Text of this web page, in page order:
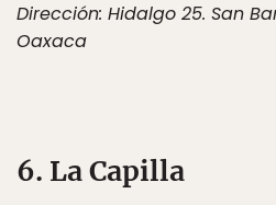
Dirección: Hidalgo 25. San
Oaxaca
6. La Capilla